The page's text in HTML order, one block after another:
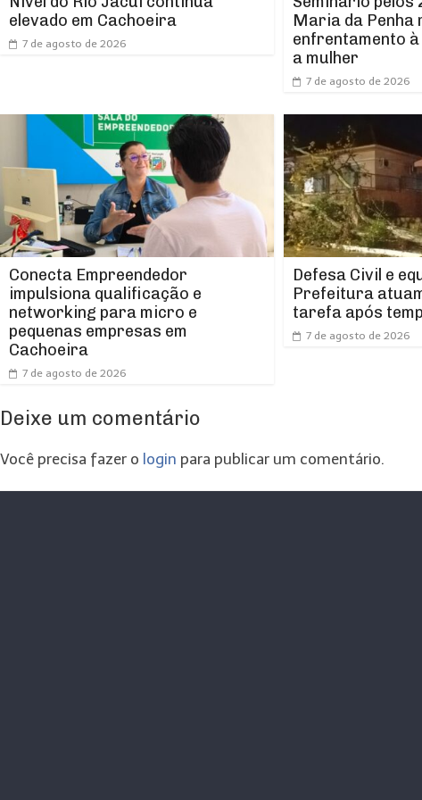
elevado em Cachoeira
7 de agosto de 2026
Maria da
enfrentamento
a mulher
7 de agosto de 2026
Conecta Empreendedor
impulsiona qualificação e
networking para micro e
pequenas empresas em
Cachoeira
7 de agosto de 2026
Defesa Civil e
Prefeitura
tarefa após
7 de agosto de 2026
Deixe um comentário
Você precisa fazer o login para publicar um comentário.